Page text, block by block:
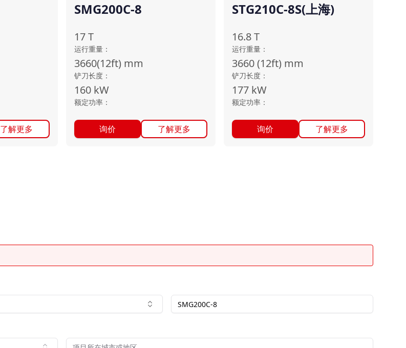
了解更多
SMG200C-8
17T
运行重量 ：
3660(12ft) mm
铲刀长度 ：
160 kW
额定功率 ：
询价 了解更多
STG210C-8S(上海)
16.8T
运行重量 ：
3660 (12ft) mm
铲刀长度 ：
177 kW
额定功率 ：
询价 了解更多